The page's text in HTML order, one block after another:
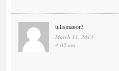
tulismanor3
March 11, 2013
4:02 am